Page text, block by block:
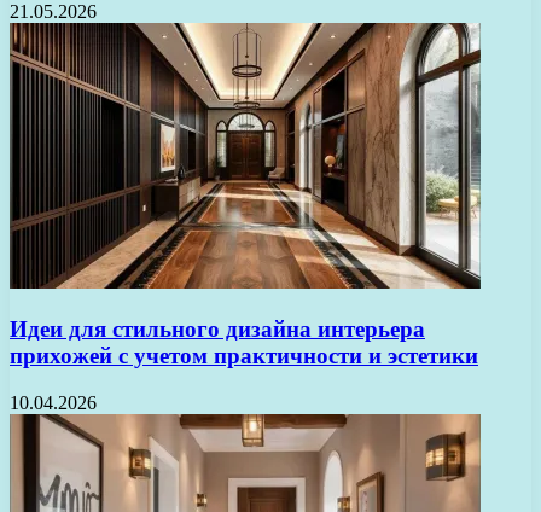
21.05.2026
Идеи для стильного дизайна интерьера
прихожей с учетом практичности и эстетики
10.04.2026